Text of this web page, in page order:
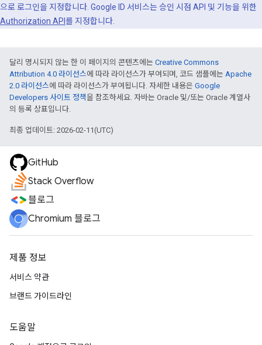
으로 로그인을 지정합니다. Google ID 서비스는 승인 시점 API 및 기능을 위한
Authorization API 를 지정합니다.
달리 명시되지 않는 한 이 페이지의 콘텐츠에는 Creative Commons
Attribution 4.0 라이선스에 따라 라이선스가 부여되며, 코드 샘플에는 Apache
2.0 라이선스에 따라 라이선스가 부여됩니다. 자세한 내용은 Google
Developers 사이트 정책을 참조하세요. 자바는 Oracle 및/또는 Oracle 계열사
의 등록 상표입니다.
최종 업데이트: 2026-02-11(UTC)
GitHub
Stack Overflow
블로그
Chromium 블로그
제품 정보
서비스 약관
브랜드 가이드라인
도움말